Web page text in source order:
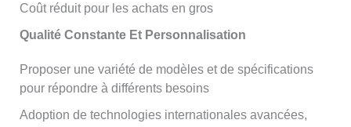
Coût réduit pour les achats en gros
Qualité Constante Et Personnalisation
Proposer une variété de modèles et de spécifications
pour répondre à différents besoins
Adoption de technologies internationales avancées,